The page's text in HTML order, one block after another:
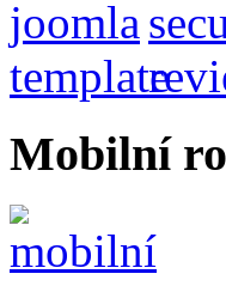
Mobilní